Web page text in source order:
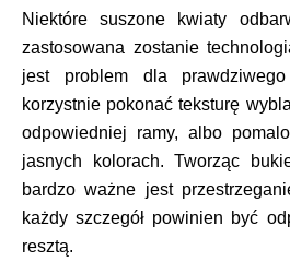
Niektóre suszone kwiaty
zastosowana zostanie
jest problem dla
korzystnie pokonać teksturę
odpowiedniej ramy, albo
jasnych kolorach. Tworząc
bardzo ważne jest
każdy szczegół powinien być
resztą.